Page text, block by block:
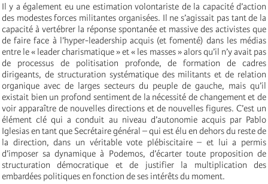
Il y a également eu une estimation volontariste de la capacité d’action
des modestes forces militantes organisées. Il ne s’agissait pas tant de la
capacité à vertébrer la réponse spontanée et massive des activistes que
de faire face à l’hyper-leadership acquis (et fomenté) dans les médias
entre le « leader charismatique » et « les masses » alors qu’il n’y avait pas
de processus de politisation profonde, de formation de cadres
dirigeants, de structuration systématique des militants et de relation
organique avec de larges secteurs du peuple de gauche, mais qu’il
existait bien un profond sentiment de la nécessité de changement et de
voir apparaître de nouvelles directions et de nouvelles figures. C’est un
élément clé qui a conduit au niveau d’autonomie acquis par Pablo
Iglesias en tant que Secrétaire général – qui est élu en dehors du reste de
la direction, dans un véritable vote plébiscitaire – et lui a permis
d’imposer sa dynamique à Podemos, d’écarter toute proposition de
structuration démocratique et de justifier la multiplication des
embardées politiques en fonction de ses intérêts du moment.